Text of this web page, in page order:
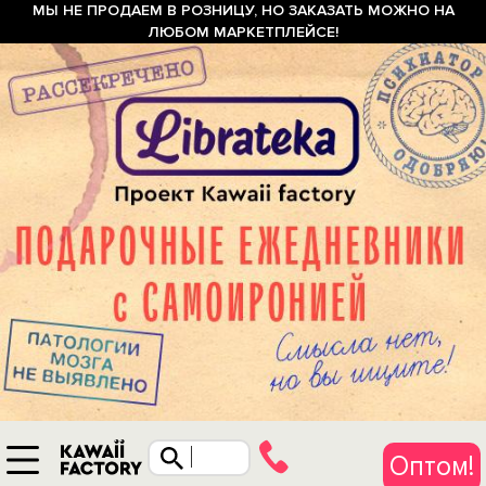
МЫ НЕ ПРОДАЕМ В РОЗНИЦУ, НО ЗАКАЗАТЬ МОЖНО НА
ЛЮБОМ МАРКЕТПЛЕЙСЕ!
Оптом!